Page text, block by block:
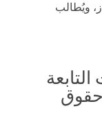
ويُطالب
حقوق